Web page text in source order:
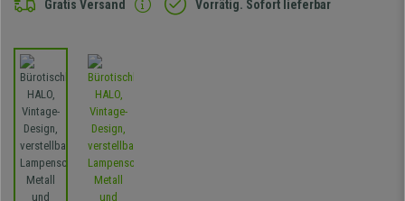
Gratis Versand Vorrätig. Sofort lieferbar